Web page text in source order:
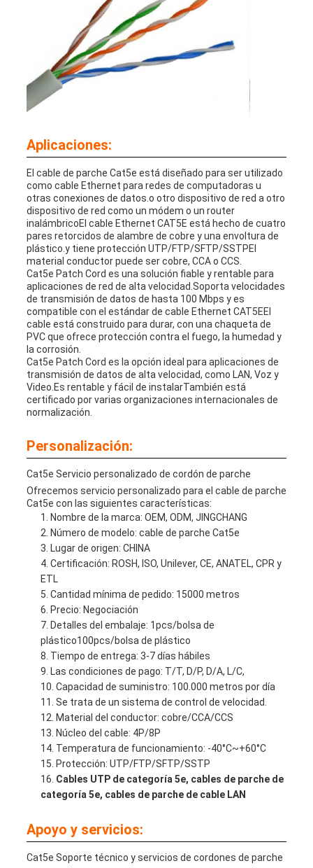
Aplicaciones:
El cable de parche Cat5e está diseñado para ser utilizado
como cable Ethernet para redes de computadoras u
otras conexiones de datos.o otro dispositivo de red a otro
dispositivo de red como un módem o un router
inalámbricoEl cable Ethernet CAT5E está hecho de cuatro
pares retorcidos de alambre de cobre y una envoltura de
plástico.y tiene protección UTP/FTP/SFTP/SSTPEl
material conductor puede ser cobre, CCA o CCS.
Cat5e Patch Cord es una solución fiable y rentable para
aplicaciones de red de alta velocidad.Soporta velocidades
de transmisión de datos de hasta 100 Mbps y es
compatible con el estándar de cable Ethernet CAT5EEl
cable está construido para durar, con una chaqueta de
PVC que ofrece protección contra el fuego, la humedad y
la corrosión.
Cat5e Patch Cord es la opción ideal para aplicaciones de
transmisión de datos de alta velocidad, como LAN, Voz y
Video.Es rentable y fácil de instalarTambién está
certificado por varias organizaciones internacionales de
normalización.
Personalización:
Cat5e Servicio personalizado de cordón de parche
Ofrecemos servicio personalizado para el cable de parche
Cat5e con las siguientes características:
Nombre de la marca: OEM, ODM, JINGCHANG
Número de modelo: cable de parche Cat5e
Lugar de origen: CHINA
Certificación: ROSH, ISO, Unilever, CE, ANATEL, CPR y
ETL
Cantidad mínima de pedido: 15000 metros
Precio: Negociación
Detalles del embalaje: 1pcs/bolsa de
plástico100pcs/bolsa de plástico
Tiempo de entrega: 3-7 días hábiles
Las condiciones de pago: T/T, D/P, D/A, L/C,
Capacidad de suministro: 100.000 metros por día
Se trata de un sistema de control de velocidad.
Material del conductor: cobre/CCA/CCS
Núcleo del cable: 4P/8P
Temperatura de funcionamiento: -40°C~+60°C
Protección: UTP/FTP/SFTP/SSTP
Cables UTP de categoría 5e, cables de parche de
categoría 5e, cables de parche de cable LAN
Apoyo y servicios:
Cat5e Soporte técnico y servicios de cordones de parche